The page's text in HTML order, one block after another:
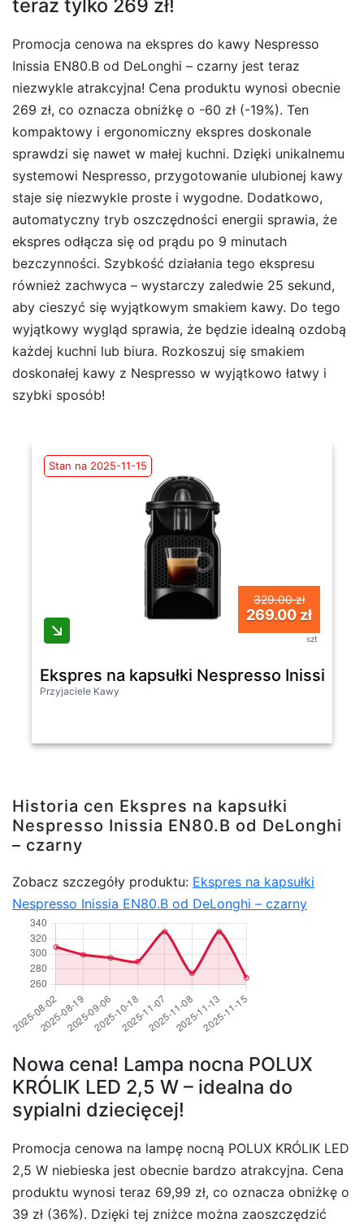
teraz tylko 269 zł!
Promocja cenowa na ekspres do kawy Nespresso
Inissia EN80.B od DeLonghi – czarny jest teraz
niezwykle atrakcyjna! Cena produktu wynosi obecnie
269 zł, co oznacza obniżkę o -60 zł (-19%). Ten
kompaktowy i ergonomiczny ekspres doskonale
sprawdzi się nawet w małej kuchni. Dzięki unikalnemu
systemowi Nespresso, przygotowanie ulubionej kawy
staje się niezwykle proste i wygodne. Dodatkowo,
automatyczny tryb oszczędności energii sprawia, że
ekspres odłącza się od prądu po 9 minutach
bezczynności. Szybkość działania tego ekspresu
również zachwyca – wystarczy zaledwie 25 sekund,
aby cieszyć się wyjątkowym smakiem kawy. Do tego
wyjątkowy wygląd sprawia, że będzie idealną ozdobą
każdej kuchni lub biura. Rozkoszuj się smakiem
doskonałej kawy z Nespresso w wyjątkowo łatwy i
szybki sposób!
Stan na 2025-11-15
329.00 zł
269.00 zł
szt
Ekspres na kapsułki Nespresso Inissia
Przyjaciele Kawy
Historia cen Ekspres na kapsułki
Nespresso Inissia EN80.B od DeLonghi
– czarny
Zobacz szczegóły produktu: Ekspres na kapsułki
Nespresso Inissia EN80.B od DeLonghi – czarny
Nowa cena! Lampa nocna POLUX
KRÓLIK LED 2,5 W – idealna do
sypialni dziecięcej!
Promocja cenowa na lampę nocną POLUX KRÓLIK LED
2,5 W niebieska jest obecnie bardzo atrakcyjna. Cena
produktu wynosi teraz 69,99 zł, co oznacza obniżkę o
39 zł (36%). Dzięki tej zniżce można zaoszczędzić